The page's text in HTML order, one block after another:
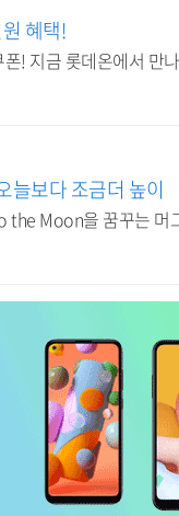
혜택!
! 지금 롯데온에서 만
늘보다 조금더 높이
the Moon을 꿈꾸는